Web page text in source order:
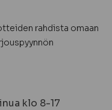
rahdista omaan
klo 8-17